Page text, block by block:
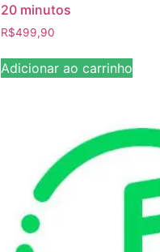
20 minutos
R$499,90
Adicionar ao carrinho